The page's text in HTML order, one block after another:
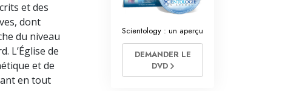
et des
dont
du niveau
L’Église de
et de
en tout
Scientology : un aperçu
DEMANDER LE
DVD